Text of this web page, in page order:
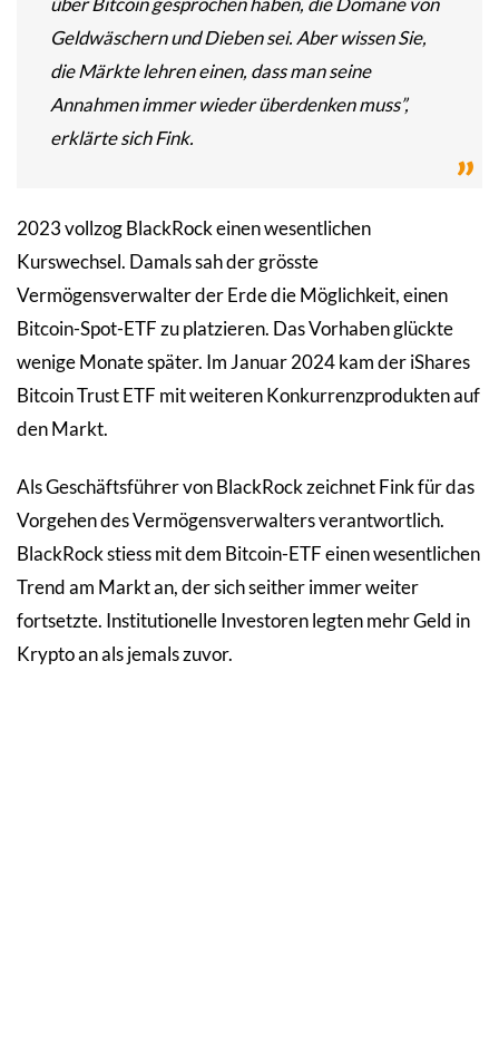
Geldwäschern und Dieben sei. Aber wissen Sie,
die Märkte lehren einen, dass man seine
Annahmen immer wieder überdenken muss”,
erklärte sich Fink.
2023 vollzog BlackRock einen wesentlichen
Kurswechsel. Damals sah der grösste
Vermögensverwalter der Erde die Möglichkeit, einen
Bitcoin-Spot-ETF zu platzieren. Das Vorhaben glückte
wenige Monate später. Im Januar 2024 kam der iShares
Bitcoin Trust ETF mit weiteren Konkurrenzprodukten auf
den Markt.
Als Geschäftsführer von BlackRock zeichnet Fink für das
Vorgehen des Vermögensverwalters verantwortlich.
BlackRock stiess mit dem Bitcoin-ETF einen wesentlichen
Trend am Markt an, der sich seither immer weiter
fortsetzte. Institutionelle Investoren legten mehr Geld in
Krypto an als jemals zuvor.